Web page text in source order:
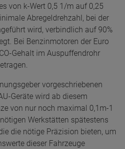
von k-Wert 0,5 1/m auf 0,25
Abregeldrehzahl, bei der
wird, verbindlich auf 90%
Bei Benzinmotoren der Euro
Gehalt im Auspuffendrohr
vorgeschriebenen
Geräte wird ab diesem
von nur noch maximal 0,1m-1
Werkstätten spätestens
die nötige Präzision bieten, um
dieser Fahrzeuge